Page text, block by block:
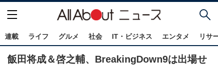
連載 ライフ グルメ 社会 IT・ビジネス エンタメ リサ
飯田将成＆啓之輔、BreakingDown9は出場せ